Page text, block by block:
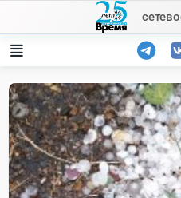
content